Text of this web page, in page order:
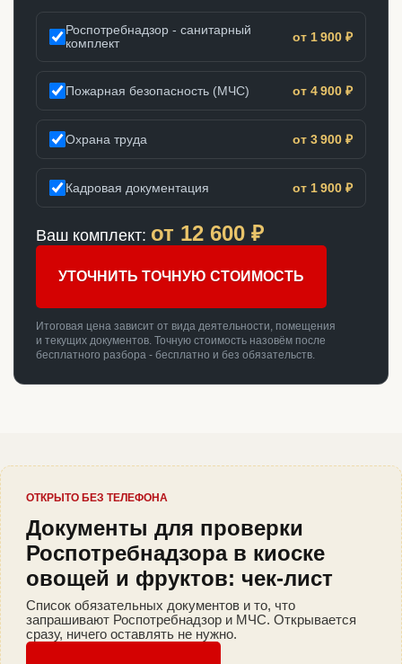
Роспотребнадзор - санитарный
комплект
от 1 900 ₽
Пожарная безопасность (МЧС) от 4 900 ₽
Охрана труда от 3 900 ₽
Кадровая документация от 1 900 ₽
Ваш комплект: от 12 600 ₽
УТОЧНИТЬ ТОЧНУЮ СТОИМОСТЬ
Итоговая цена зависит от вида деятельности, помещения
и текущих документов. Точную стоимость назовём после
бесплатного разбора - бесплатно и без обязательств.
ОТКРЫТО БЕЗ ТЕЛЕФОНА
Документы для проверки
Роспотребнадзора в киоске
овощей и фруктов: чек-лист
Список обязательных документов и то, что
запрашивают Роспотребнадзор и МЧС. Открывается
сразу, ничего оставлять не нужно.